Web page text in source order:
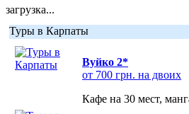
загрузка...
Туры в Карпаты
Вуйко 2*
от 700 грн. на двоих
Кафе на 30 мест,